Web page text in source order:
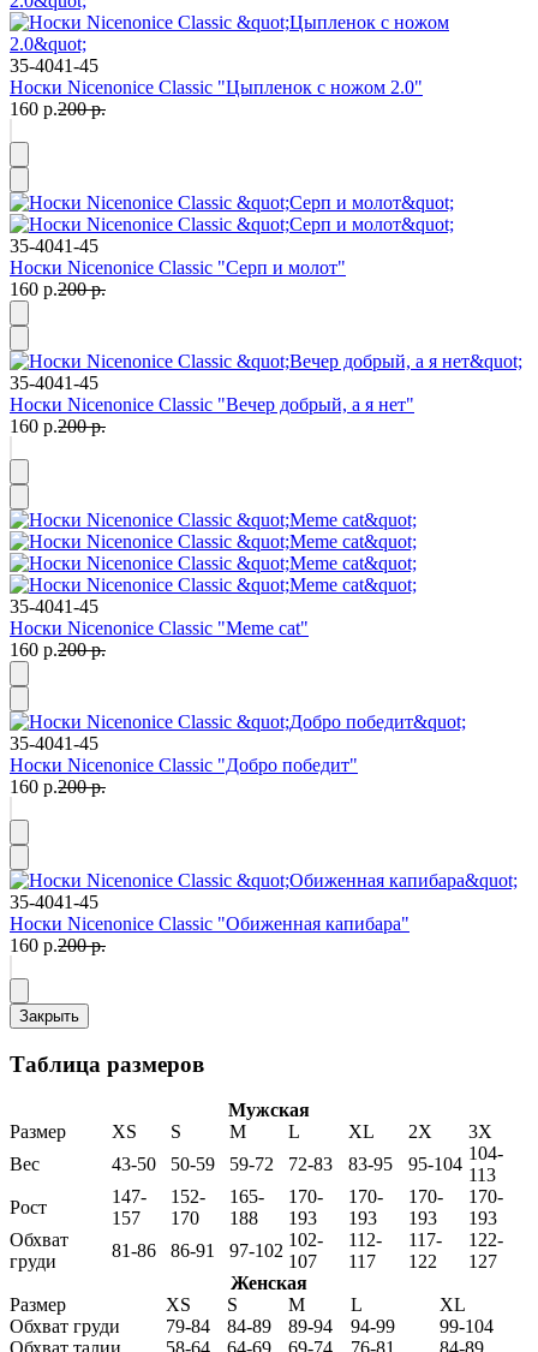
35-4041-45
Носки Nicenonice Classic "Цыпленок с ножом 2.0"
160 р.200 р.
35-4041-45
Носки Nicenonice Classic "Серп и молот"
160 р.200 р.
35-4041-45
Носки Nicenonice Classic "Вечер добрый, а я нет"
160 р.200 р.
35-4041-45
Носки Nicenonice Classic "Meme cat"
160 р.200 р.
35-4041-45
Носки Nicenonice Classic "Добро победит"
160 р.200 р.
35-4041-45
Носки Nicenonice Classic "Обиженная капибара"
160 р.200 р.
Закрыть
Таблица размеров
Мужская
Размер
XS S M L XL 2X
3X
Вес
43-50 50-59 59-72 72-83 83-95 95-104
104-
113
Рост
147-
157
152-
170
165-
188
170-
193
170-
193
170-
193
170-
193
Обхват
груди
81-86 86-91 97-102
102-
107
112-
117
117-
122
122-
127
Женская
Размер
XS S M L
XL
Обхват груди
79-84 84-89 89-94 94-99
99-104